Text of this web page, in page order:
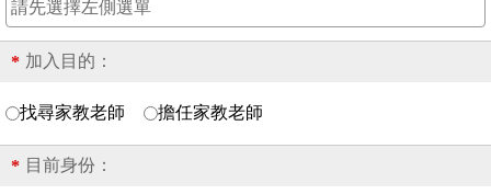
* 加入目的：
找尋家教老師 擔任家教老師
* 目前身份：